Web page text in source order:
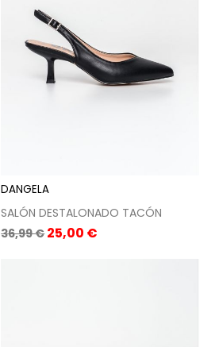
DANGELA
SALÓN DESTALONADO TACÓN
Precio
36,99 €Precio
25,00 €